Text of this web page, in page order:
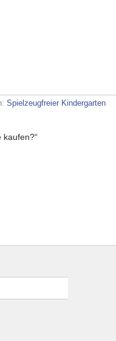
Spielzeugfreier Kindergarten
kaufen?“